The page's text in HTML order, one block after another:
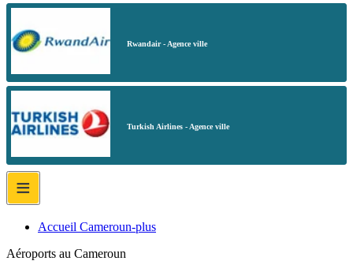
Rwandair - Agence ville
Turkish Airlines - Agence ville
≡
Accueil Cameroun-plus
Aéroports au Cameroun